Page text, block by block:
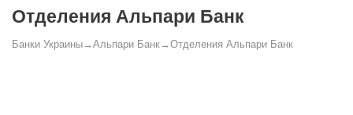
Отделения Альпари Банк
Банки Украины→ Альпари Банк→ Отделения Альпари Банк